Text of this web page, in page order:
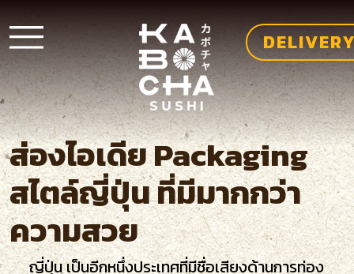
ส่องไอเดีย Packaging
สไตล์ญี่ปุ่น ที่มีมากกว่า
ความสวย
ญี่ปุ่น เป็นอีกหนึ่งประเทศที่มีชื่อเสียงด้านการท่อง